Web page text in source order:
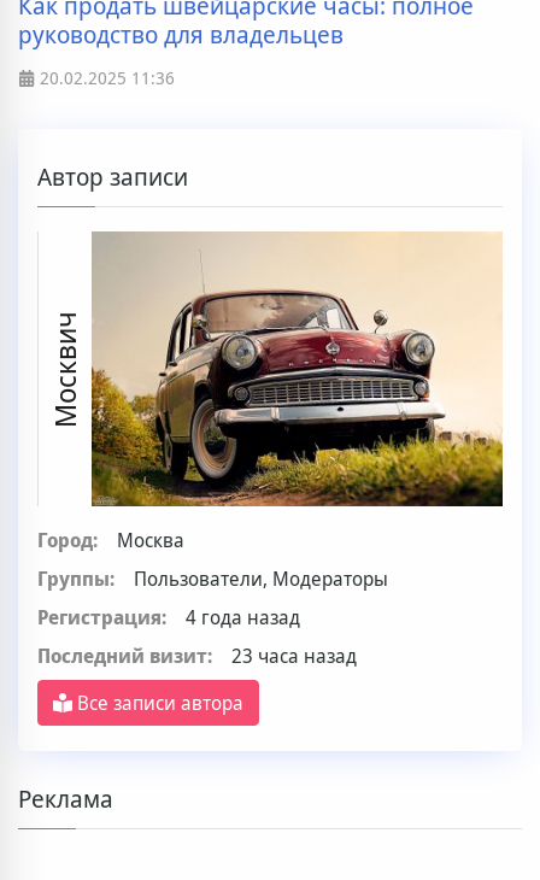
руководство для владельцев
20.02.2025 11:36
Автор записи
Москвич
Город:
Москва
Группы:
Пользователи, Модераторы
Регистрация:
4 года назад
Последний визит:
23 часа назад
Все записи автора
Реклама